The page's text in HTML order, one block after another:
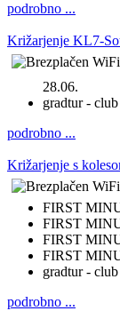
podrobno ...
Križarjenje KL7-
28.06.
gradtur -
podrobno ...
Križarjenje s
FIRST
FIRST
FIRST
FIRST
gradtur -
podrobno ...